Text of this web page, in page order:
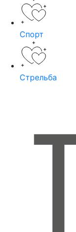
Спорт
Стрельба